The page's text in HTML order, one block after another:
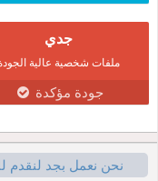
جدي
ملفات شخصية عالية
جودة مؤكدة
نحن نعمل بجد